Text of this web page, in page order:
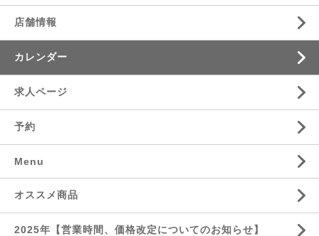
店舗情報
カレンダー
求人ページ
予約
Menu
オススメ商品
2025年【営業時間、価格改定についてのお知らせ】